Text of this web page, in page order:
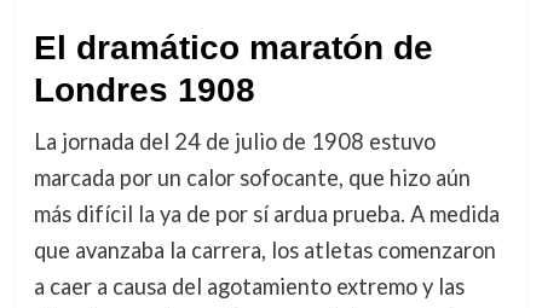
El dramático maratón de
Londres 1908
La jornada del 24 de julio de 1908 estuvo
marcada por un calor sofocante, que hizo aún
más difícil la ya de por sí ardua prueba. A medida
que avanzaba la carrera, los atletas comenzaron
a caer a causa del agotamiento extremo y las